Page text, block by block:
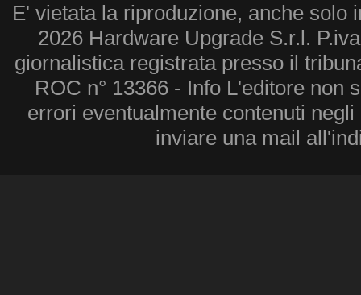
E' vietata la riproduzione, anche solo
2026 Hardware Upgrade S.r.l.
giornalistica registrata presso il
ROC n° 13366 - Info L'editore non
errori eventualmente contenuti
inviare una mail